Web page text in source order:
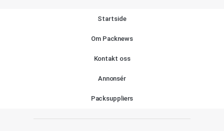
Startside
Om Packnews
Kontakt oss
Annonsér
Packsuppliers